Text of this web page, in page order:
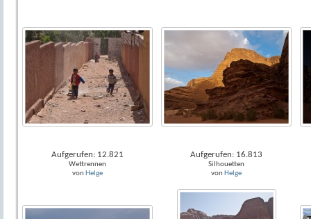
Aufgerufen: 12.821
Wettrennen
von Helge
Aufgerufen: 16.813
Silhouetten
von Helge